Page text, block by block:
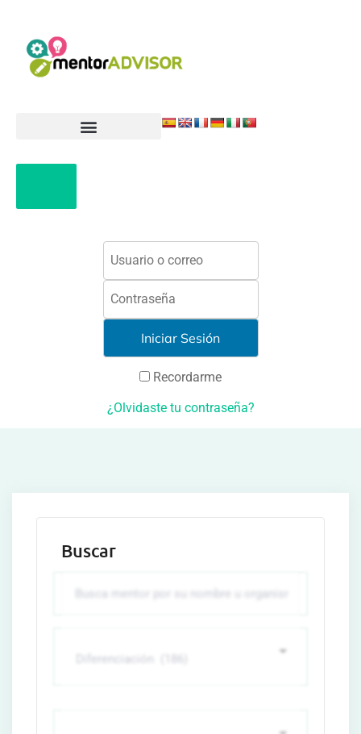
Recordarme
¿Olvidaste tu contraseña?
Buscar